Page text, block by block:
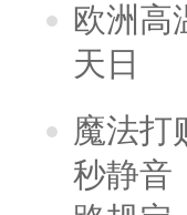
欧洲高
天日
魔法打
秒静音